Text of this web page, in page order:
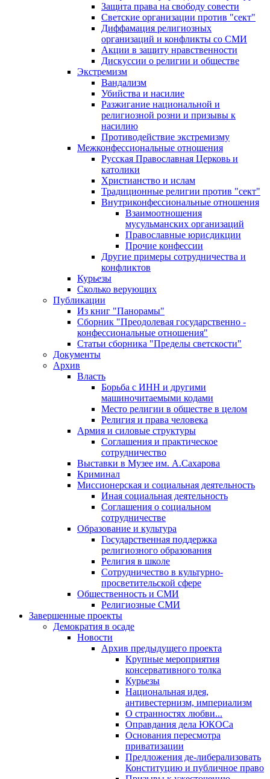
Защита права на свободу совести
Светские организации против "сект"
Диффамация религиозных
организаций и конфликты со СМИ
Акции в защиту нравственности
Дискуссии о религии и обществе
Экстремизм
Вандализм
Убийства и насилие
Разжигание национальной и
религиозной розни и призывы к
насилию
Противодействие экстремизму
Межконфессиональные отношения
Русская Православная Церковь и
католики
Христианство и ислам
Традиционные религии против "сект"
Внутриконфессиональные отношения
Взаимоотношения
мусульманских организаций
Православные юрисдикции
Прочие конфессии
Другие примеры сотрудничества и
конфликтов
Курьезы
Сколько верующих
Публикации
Из книг "Панорамы"
Сборник "Преодолевая государственно -
конфессиональные отношения"
Статьи сборника "Пределы светскости"
Документы
Архив
Власть
Борьба с ИНН и другими
машиночитаемыми кодами
Место религии в обществе в целом
Религия и права человека
Армия и силовые структуры
Соглашения и практическое
сотрудничество
Выставки в Музее им. А.Сахарова
Криминал
Миссионерская и социальная деятельность
Иная социальная деятельность
Соглашения о социальном
сотрудничестве
Образование и культура
Государственная поддержка
религиозного образования
Религия в школе
Сотрудничество в культурно-
просветительской сфере
Общественность и СМИ
Религиозные СМИ
Завершенные проекты
Демократия в осаде
Новости
Архив предыдущего проекта
Крупные мероприятия
консервативного толка
Курьезы
Национальная идея,
антивестернизм, империализм
О странностях любви...
Оправдания дела ЮКОСа
Основания пересмотра
приватизации
Предложения де-либерализовать
Конституцию и публичное право